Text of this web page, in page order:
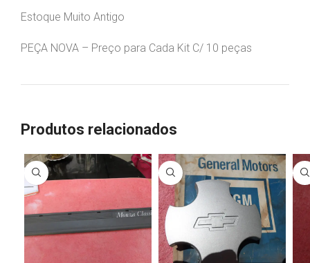
Estoque Muito Antigo
PEÇA NOVA – Preço para Cada Kit C/ 10 peças
Produtos relacionados